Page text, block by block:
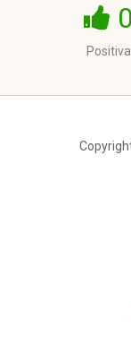
0
Positiva